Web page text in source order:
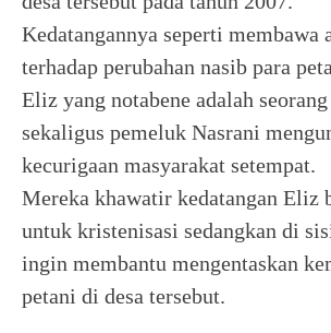
Kedatangannya seperti membawa
terhadap perubahan nasib para
Eliz yang notabene adalah
sekaligus pemeluk Nasrani
kecurigaan masyarakat setempat.
Mereka khawatir kedatangan Eliz
untuk kristenisasi sedangkan di
ingin membantu mengentaskan
petani di desa tersebut.